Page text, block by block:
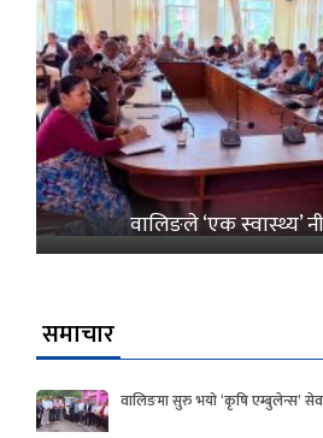
वालिङले ‘एक स्वास्थ्य’
समाचार
वालिङमा सुरु भयो ‘कृषि एम्बुलेन्स’